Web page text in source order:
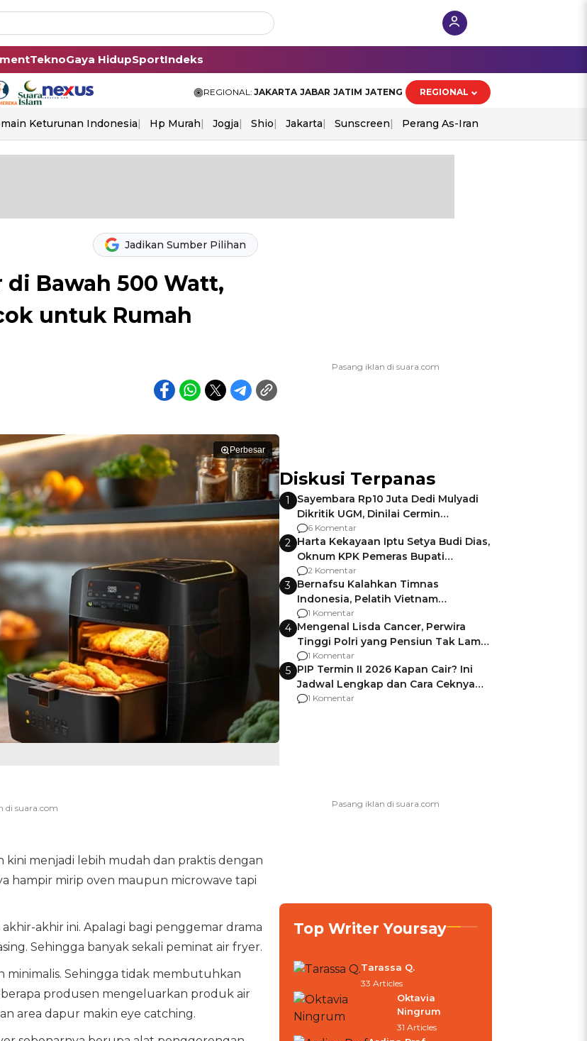
TeknoGaya HidupSportIndeks
REGIONAL: JAKARTA JABAR JATIM JATENG REGIONAL
Keturunan Indonesia Hp Murah Jogja Shio Jakarta Sunscreen Perang As-Iran
Jadikan Sumber Pilihan
Bawah 500 Watt,
untuk Rumah
Perbesar
kini menjadi lebih mudah dan praktis dengan
hampir mirip oven maupun microwave tapi
akhir ini. Apalagi bagi penggemar drama
Sehingga banyak sekali peminat air fryer.
Sehingga tidak membutuhkan
produsen mengeluarkan produk air
area dapur makin eye catching.
Diskusi Terpanas
1
Sayembara Rp10 Juta Dedi Mulyadi
Dikritik UGM, Dinilai Cermin
Gagalnya Negara Jamin Keamanan
6 Komentar
2 Harta Kekayaan Iptu Setya Budi Dias,
Oknum KPK Pemeras Bupati
Pemalang
2 Komentar
3 Bernafsu Kalahkan Timnas
Indonesia, Pelatih Vietnam
Berencana Pakai Jimat di Pakansari
1 Komentar
4 Mengenal Lisda Cancer, Perwira
Tinggi Polri yang Pensiun Tak Lama
Usai Jadi Brigjen
1 Komentar
5 PIP Termin II 2026 Kapan Cair? Ini
Jadwal Lengkap dan Cara Ceknya
agar Dana Tidak Hangus!
1 Komentar
Top Writer Yoursay
Tarassa Q.
33 Articles
Oktavia
Ningrum
31 Articles